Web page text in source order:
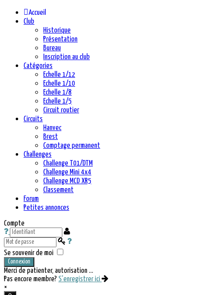
Accueil
Club
Historique
Présentation
Bureau
Inscription au club
Catégories
Echelle 1/12
Echelle 1/10
Echelle 1/8
Echelle 1/5
Circuit routier
Circuits
Hanvec
Brest
Comptage permanent
Challenges
Challenge T01/DTM
Challenge Mini 4x4
Challenge MCD XR5
Classement
Forum
Petites annonces
Compte
Se souvenir de moi
Connexion
Merci de patienter, autorisation ...
Pas encore membre? S'enregistrer ici
×